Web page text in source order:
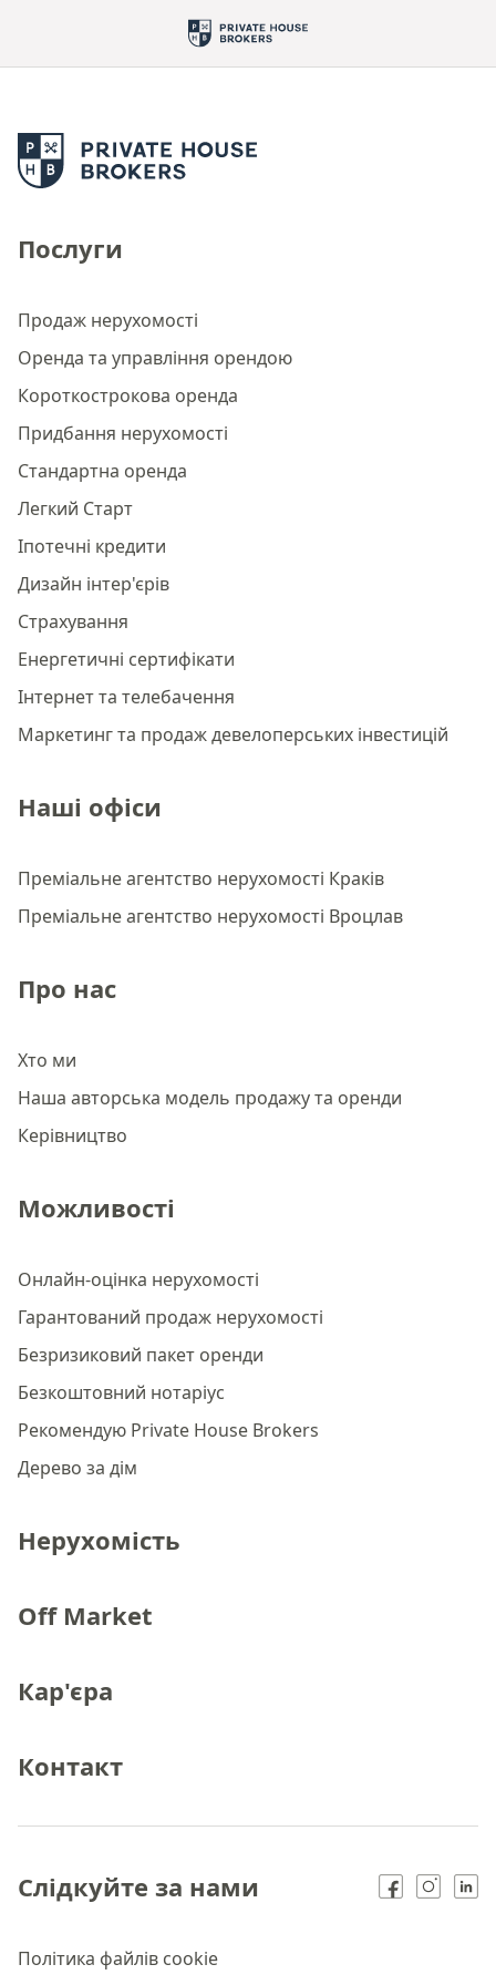
Послуги
Продаж нерухомості
Оренда та управління орендою
Короткострокова оренда
Придбання нерухомості
Стандартна оренда
Легкий Старт
Іпотечні кредити
Дизайн інтер'єрів
Страхування
Енергетичні сертифікати
Інтернет та телебачення
Маркетинг та продаж девелоперських інвестицій
Наші офіси
Преміальне агентство нерухомості Краків
Преміальне агентство нерухомості Вроцлав
Про нас
Хто ми
Наша авторська модель продажу та оренди
Керівництво
Можливості
Онлайн-оцінка нерухомості
Гарантований продаж нерухомості
Безризиковий пакет оренди
Безкоштовний нотаріус
Рекомендую Private House Brokers
Дерево за дім
Нерухомість
Off Market
Кар'єра
Контакт
Політика файлів cookie
Слідкуйте за нами